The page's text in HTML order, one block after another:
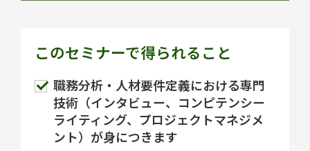
このセミナーで得られること
職務分析・人材要件定義における専門
技術（インタビュー、コンピテンシー
ライティング、プロジェクトマネジメ
ント）が身につきます